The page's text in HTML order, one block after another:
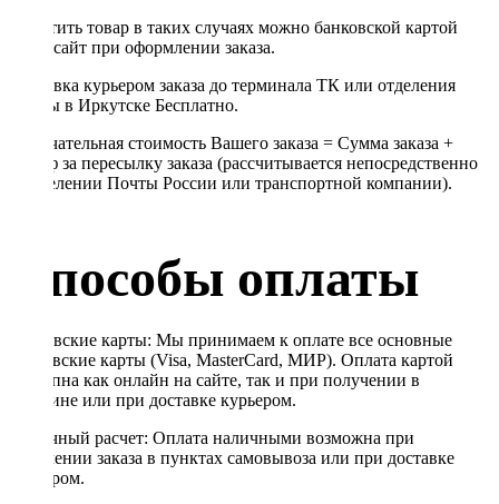
Оплатить товар в таких случаях можно банковской картой
через сайт при оформлении заказа.
Доставка курьером заказа до терминала ТК или отделения
Почты в Иркутске Бесплатно.
Окончательная стоимость Вашего заказа = Сумма заказа +
Тариф за пересылку заказа (рассчитывается непосредственно
в отделении Почты России или транспортной компании).
Способы оплаты
Банковские карты: Мы принимаем к оплате все основные
банковские карты (Visa, MasterCard, МИР). Оплата картой
доступна как онлайн на сайте, так и при получении в
магазине или при доставке курьером.
Наличный расчет: Оплата наличными возможна при
получении заказа в пунктах самовывоза или при доставке
курьером.